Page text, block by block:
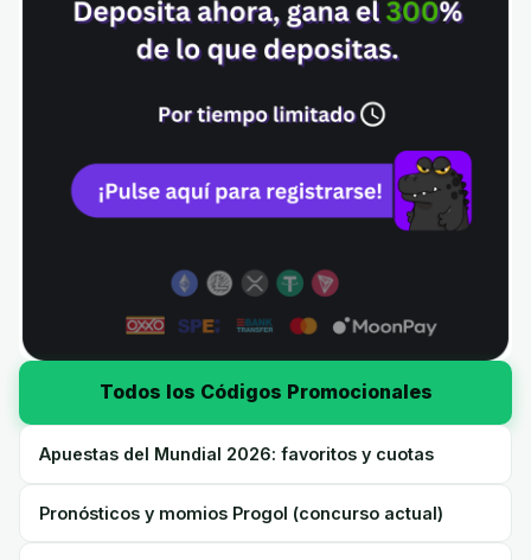
Todos los Códigos Promocionales
Apuestas del Mundial 2026: favoritos y cuotas
Pronósticos y momios Progol (concurso actual)